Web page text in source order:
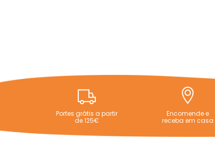
Portes grátis a partir
de 125€
Encomende e
receba em casa